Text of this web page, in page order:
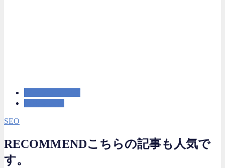
SEO
RECOMMENDこちらの記事も人気で
す。